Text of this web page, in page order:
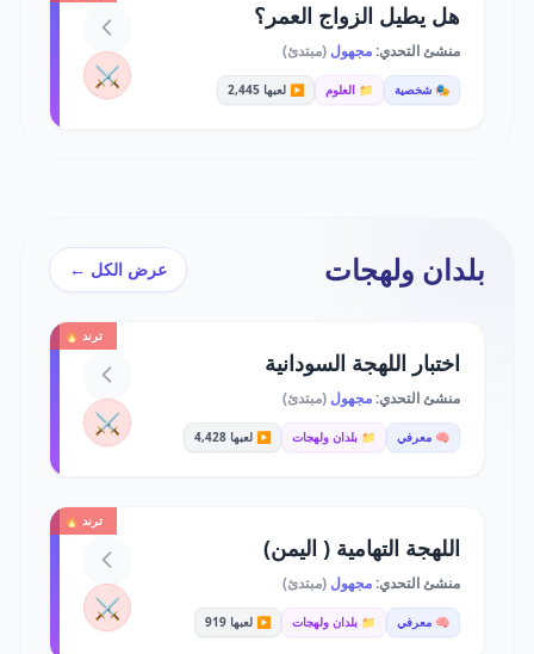
هل يطيل الزواج العمر؟
منشئ التحدي:مجهول (مبتدئ)
🎭 شخصية 📁 العلوم ▶️ لعبها 2,445 ⚔️
بلدان ولهجات عرض الكل ←
ترند 🔥
اختبار اللهجة السودانية
منشئ التحدي:مجهول (مبتدئ)
🧠 معرفي 📁 بلدان ولهجات ▶️ لعبها 4,428 ⚔️
ترند 🔥
اللهجة التهامية ( اليمن)
منشئ التحدي:مجهول (مبتدئ)
🧠 معرفي 📁 بلدان ولهجات ▶️ لعبها 919 ⚔️